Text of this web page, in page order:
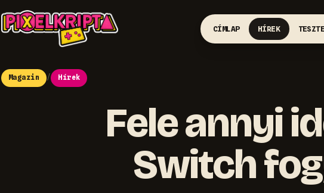
CÍMLAP HÍREK
Magazin / Hírek
Fele annyi
Switch